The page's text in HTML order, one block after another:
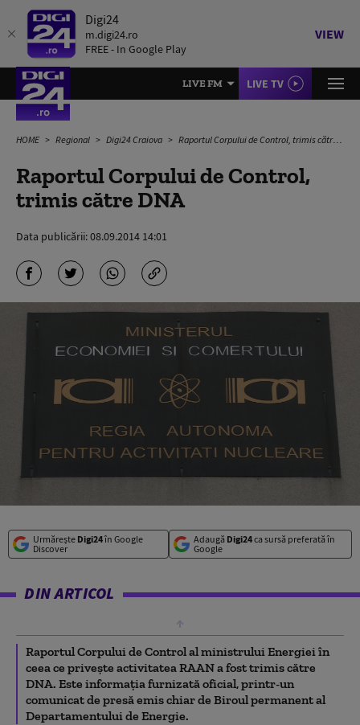
Digi24
m.digi24.ro
FREE - In Google Play
VIEW
LIVE FM LIVE TV
HOME Regional Digi24 Craiova Raportul Corpului de Control, trimis către DNA
Raportul Corpului de Control,
trimis către DNA
Data publicării:08.09.2014 14:01
Urmărește Digi24în Google
Discover
Adaugă Digi24ca sursă preferată în
Google
DIN ARTICOL
Raportul Corpului de Control al ministrului Energiei în
ceea ce priveşte activitatea RAAN a fost trimis către
DNA. Este informaţia furnizată oficial, printr-un
comunicat de presă emis chiar de Biroul permanent al
Departamentului de Energie.